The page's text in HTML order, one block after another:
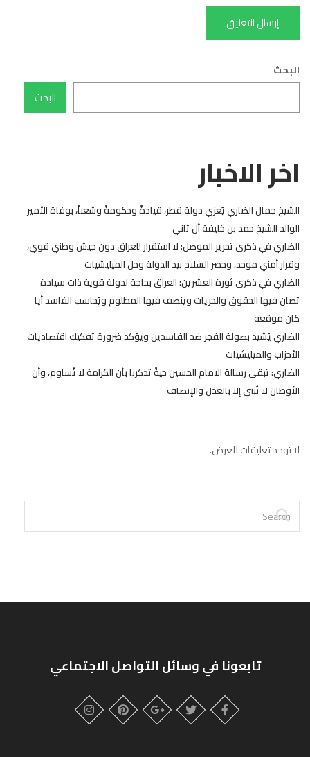
البحث
البحث
اخر الاخبار
الشيخ جمال الضاري يُعزي دولة قطر، قيادةً وحكومةً وشعباً، بوفاة الأمير
الوالد الشيخ حمد بن خليفة آل ثاني
الضاري في ذكرى تحرير الموصل: لا استقرار للعراق دون جيش وطني قوي،
وقرار أمني موحد، وحصر السلاح بيد الدولة وحل الميليشيات
الضاري في ذكرى ثورة العشرين: العراق بحاجة لدولة قوية ذات سيادة
تصان فيها الحقوق والحريات وينصف فيها المظلوم ويُحاسب الفاسد أيا
كان موقعه
الضاري يُشيد بصولة الفجر ضد الفاسدين ويؤكد ضرورة تفكيك اقتصاديات
الأحزاب والميليشيات
الضاري: تبقى رسالة الامام الحسين حيةً تذكرنا بأن الكرامة لا تُساوم، وأن
الأوطان لا تُبنى إلا بالعدل والإنصاف
لا توجد تعليقات للعرض.
تابعونا في وسائل التواصل الاجتماعي